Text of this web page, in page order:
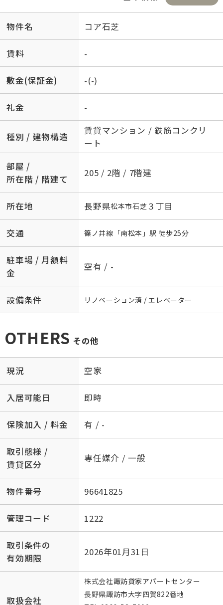
物件名 コア石芝
賃料 -
敷金(保証金) -(-)
礼金 -
種別 / 建物構造
賃貸マンション / 鉄筋コンクリ
ート
部屋 /
所在階 / 階建て
205 / 2階 / 7階建
所在地 長野県松本市石芝 ３丁目
交通 篠ノ井線 「南松本 」駅 徒歩25分
駐車場 / 月額料
金
空有 / -
設備条件 リノベーション済 / エレベーター
OTHERS その他
現況 空家
入居可能日 即時
保険加入 / 料金 有 / -
取引態様 /
賃貸区分
専任媒介 / 一般
物件番号 96641825
管理コード 1222
取引条件の
有効期限
2026年01月31日
取扱会社
株式会社諏訪貸家アパートセンター
長野県諏訪市大字四賀822番地